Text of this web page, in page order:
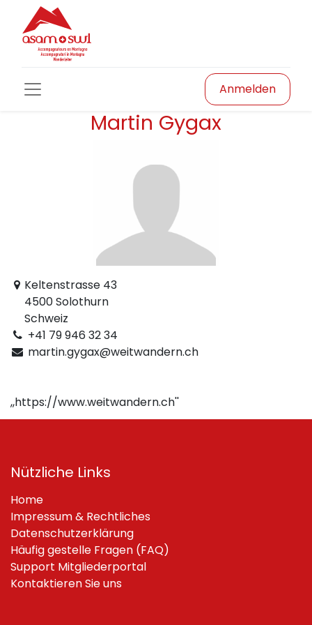
Anmelden
Martin Gygax
Keltenstrasse 43
4500 Solothurn
Schweiz
+41 79 946 32 34
martin.gygax@weitwandern.ch
,,https://www.weitwandern.ch''
Nützliche Links
Home
Impressum & Rechtliches
Datenschutzerklärung
Häufig gestelle Fragen (FAQ)
Support Mitgliederportal
Kontaktieren Sie uns